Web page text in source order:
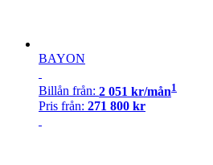
BAYON
Billån från: 2 051 kr/mån1
Pris från: 271 800 kr